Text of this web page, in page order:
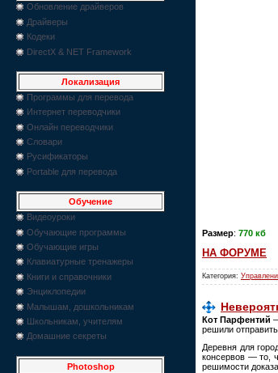
Обновление драйверов
Драйверы
Кодеки
DirectX & NET Framework
Локализация
Программы для перевода
Интернет переводчики
Онлайн переводчики
Словари
Русификаторы
Portable для перевода
Обучение
Видеоуроки
Обучающие программы
Обучающие игры
Клавиатурные тренажеры
Книги и справочники
Энциклопедии
Малышам, дошкольникам
Школьникам, учителям
Домашние секреты
Photoshop
Размер: 770 кб
НА ФОРУМЕ
Категория:
Кот Парфентий
решили
Деревня для
консервов — то,
решимости